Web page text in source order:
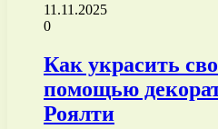
11.11.2025
0
Как украсить
помощью
Роялти